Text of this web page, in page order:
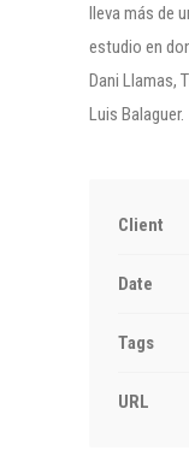
lleva más de
estudio en
Dani Llamas,
Luis Balaguer.
Client
Date
Tags
URL